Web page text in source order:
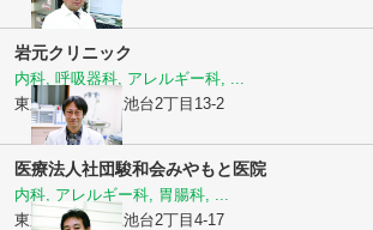
岩元クリニック
内科, 呼吸器科, アレルギー科, ...
東京都大田区
上池台2丁目13-2
医療法人社団駿和会みやもと医院
内科, アレルギー科, 胃腸科, ...
東京都大田区上池台2丁目4-17